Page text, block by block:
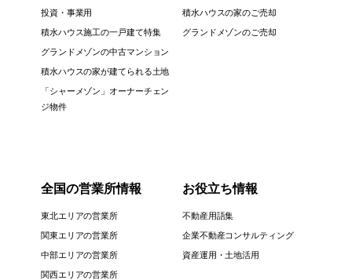
投資・事業用
積水ハウス施工の一戸建て特集
グランドメゾンの中古マンション
積水ハウスの家が建てられる土地
「シャーメゾン」オーナーチェン
ジ物件
積水ハウスの家のご売却
グランドメゾンのご売却
全国の営業所情報
東北エリアの営業所
関東エリアの営業所
中部エリアの営業所
関西エリアの営業所
お役立ち情報
不動産用語集
企業不動産コンサルティング
資産運用・土地活用